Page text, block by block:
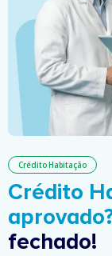
Crédito Habitação
Crédito
fechado!